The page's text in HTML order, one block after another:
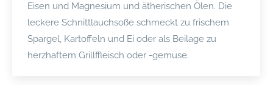
Eisen und Magnesium und ätherischen Ölen. Die
leckere Schnittlauchsoße schmeckt zu frischem
Spargel, Kartoffeln und Ei oder als Beilage zu
herzhaftem Grillffleisch oder -gemüse.